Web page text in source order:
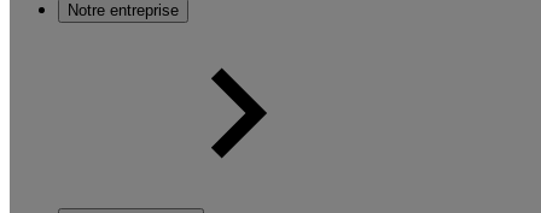
Notre entreprise